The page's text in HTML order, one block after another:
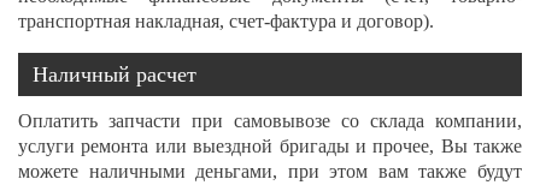
транспортная накладная, счет-фактура и договор).
Наличный расчет
Оплатить запчасти при самовывозе со склада компании,
услуги ремонта или выездной бригады и прочее, Вы также
можете наличными деньгами, при этом вам также будут